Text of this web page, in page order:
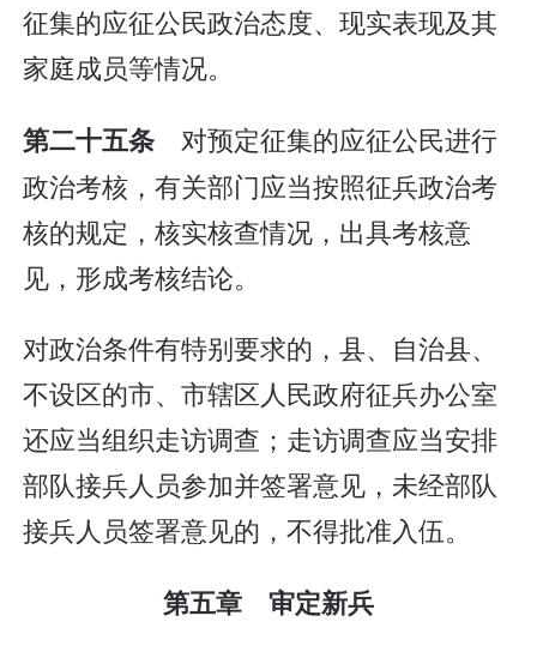
征集的应征公民政治态度、现实表现及其
家庭成员等情况。
第二十五条 对预定征集的应征公民进行
政治考核，有关部门应当按照征兵政治考
核的规定，核实核查情况，出具考核意
见，形成考核结论。
对政治条件有特别要求的，县、自治县、
不设区的市、市辖区人民政府征兵办公室
还应当组织走访调查；走访调查应当安排
部队接兵人员参加并签署意见，未经部队
接兵人员签署意见的，不得批准入伍。
第五章 审定新兵